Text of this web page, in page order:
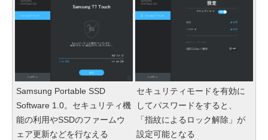
Samsung Portable SSD
Software 1.0。セキュリティ機
能の利用やSSDのファームウ
ェア更新などを行なえる
セキュリティモードを有効に
してパスワードをすると、
「指紋によるロック解除」が
設定可能となる